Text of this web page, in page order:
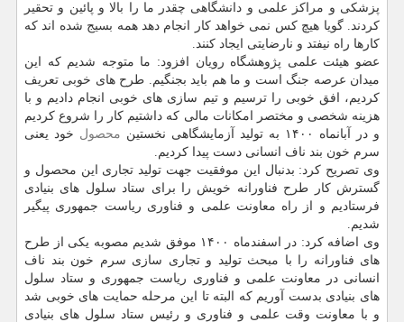
پزشکی و مراکز علمی و دانشگاهی چقدر ما را بالا و پائین و تحقیر
کردند. گویا هیچ کس نمی خواهد کار انجام دهد همه بسیج شده اند که
کارها راه نیفتد و نارضایتی ایجاد کنند.
عضو هیئت علمی پژوهشگاه رویان افزود: ما متوجه شدیم که این
میدان عرصه جنگ است و ما هم باید بجنگیم. طرح های خوبی تعریف
کردیم، افق خوبی را ترسیم و تیم سازی های خوبی انجام دادیم و با
هزینه شخصی و مختصر امکانات مالی که داشتیم کار را شروع کردیم
و در آبانماه ۱۴۰۰ به تولید آزمایشگاهی نخستین
محصول خود یعنی
سرم خون بند ناف انسانی دست پیدا کردیم.
وی تصریح کرد: بدنبال این موفقیت جهت تولید تجاری این محصول و
گسترش کار طرح فناورانه خویش را برای ستاد سلول های بنیادی
فرستادیم و از راه معاونت علمی و فناوری ریاست جمهوری پیگیر
شدیم.
وی اضافه کرد: در اسفندماه ۱۴۰۰ موفق شدیم مصوبه یکی از طرح
های فناورانه را با مبحث تولید و تجاری سازی سرم خون بند ناف
انسانی در معاونت علمی و فناوری ریاست جمهوری و ستاد سلول
های بنیادی بدست آوریم که البته تا این مرحله حمایت های خوبی شد
و با معاونت وقت علمی و فناوری و رئیس ستاد سلول های بنیادی